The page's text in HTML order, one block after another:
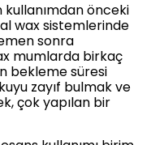
önceki
wax sistemlerinde
sonra
mumlarda birkaç
bekleme süresi
zayıf bulmak ve
çok yapılan bir